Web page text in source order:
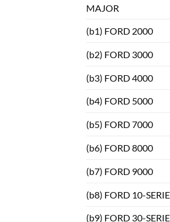
MAJOR
(b1) FORD 2000
(b2) FORD 3000
(b3) FORD 4000
(b4) FORD 5000
(b5) FORD 7000
(b6) FORD 8000
(b7) FORD 9000
(b8) FORD 10-SERIE
(b9) FORD 30-SERIE